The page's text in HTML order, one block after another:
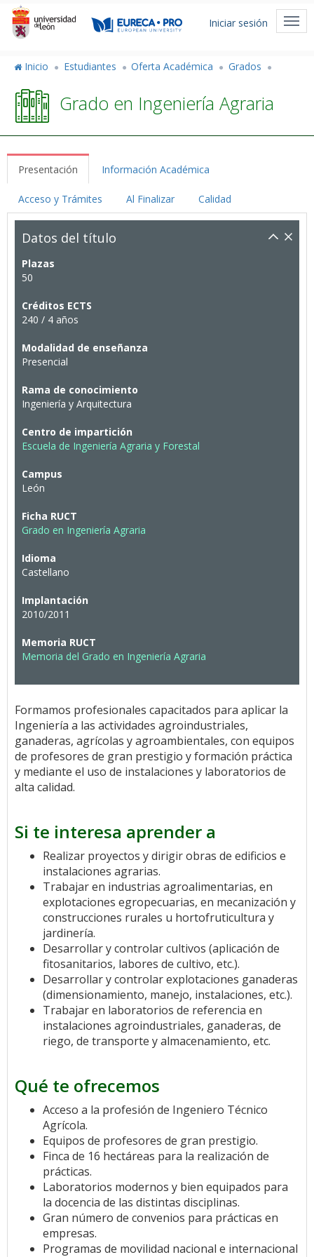
Pasar
contenido
Menú
cuenta
usuario
Iniciar sesión
Inicio Estudiantes Oferta Académica Grados
Grado en Ingeniería Agraria
Presentación Información Académica
Acceso y Trámites Al Finalizar Calidad
Datos del título
Plazas
50
Créditos ECTS
240 / 4 años
Modalidad de enseñanza
Presencial
Rama de conocimiento
Ingeniería y Arquitectura
Centro de impartición
Escuela de Ingeniería Agraria y Forestal
Campus
León
Ficha RUCT
Grado en Ingeniería Agraria
Idioma
Castellano
Implantación
2010/2011
Memoria RUCT
Memoria del Grado en Ingeniería Agraria
Formamos profesionales capacitados para aplicar la
Ingeniería a las actividades agroindustriales,
ganaderas, agrícolas y agroambientales, con equipos
de profesores de gran prestigio y formación práctica
y mediante el uso de instalaciones y laboratorios de
alta calidad.
Si te interesa aprender a
Realizar proyectos y dirigir obras de edificios e
instalaciones agrarias.
Trabajar en industrias agroalimentarias, en
explotaciones egropecuarias, en mecanización y
construcciones rurales u hortofruticultura y
jardinería.
Desarrollar y controlar cultivos (aplicación de
fitosanitarios, labores de cultivo, etc.).
Desarrollar y controlar explotaciones ganaderas
(dimensionamiento, manejo, instalaciones, etc.).
Trabajar en laboratorios de referencia en
instalaciones agroindustriales, ganaderas, de
riego, de transporte y almacenamiento, etc.
Qué te ofrecemos
Acceso a la profesión de Ingeniero Técnico
Agrícola.
Equipos de profesores de gran prestigio.
Finca de 16 hectáreas para la realización de
prácticas.
Laboratorios modernos y bien equipados para
la docencia de las distintas disciplinas.
Gran número de convenios para prácticas en
empresas.
Programas de movilidad nacional e internacional